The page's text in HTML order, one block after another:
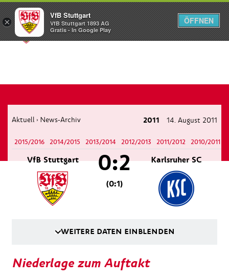
Menü
Aktuell › News-Archiv 2011 14. August 2011
2015/2016 2014/2015 2013/2014 2012/2013 2011/2012 2010/2011
VfB Stuttgart Karlsruher SC
0:2
(0:1)
WEITERE DATEN EINBLENDEN
Niederlage zum Auftakt
×
VfB Stuttgart
VfB Stuttgart 1893 AG
Gratis - In Google Play
ÖFFNEN